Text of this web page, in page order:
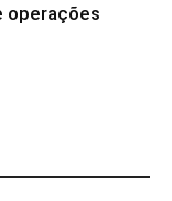
operações